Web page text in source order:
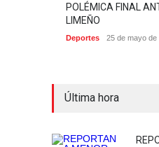
POLÉMICA FINAL
LIMEÑO
Deportes 25 de mayo de
Última hora